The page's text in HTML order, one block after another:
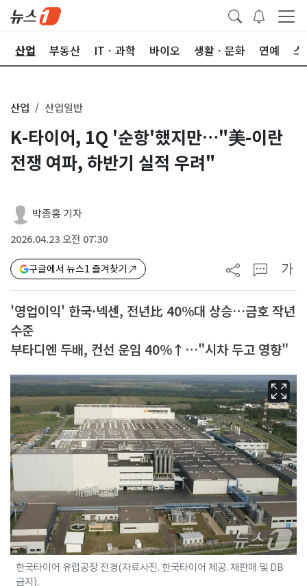
산업 부동산 ITㆍ과학 바이오 생활ㆍ문화 연예 스
산업 산업일반
K-타이어, 1Q '순항'했지만…"美-이란
전쟁 여파, 하반기 실적 우려"
박종홍 기자
2026.04.23 오전 07:30
구글에서 뉴스1 즐겨찾기 가
'영업이익' 한국·넥센, 전년比 40%대 상승…금호 작년
수준
부타디엔 두배, 컨선 운임 40%↑…"시차 두고 영향"
한국타이어 유럽공장 전경(자료사진. 한국타이어 제공. 재판매 및 DB
금지).